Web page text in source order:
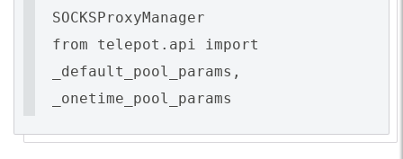
SOCKSProxyManager
from telepot.api import
_default_pool_params,
_onetime_pool_params